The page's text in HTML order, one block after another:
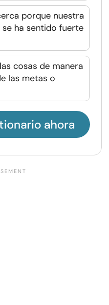
porque nuestra
ha sentido fuerte
cosas de manera
las metas o
ahora